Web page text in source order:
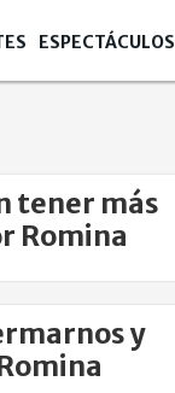
ESPECTÁCULOS
tener más
Romina
y